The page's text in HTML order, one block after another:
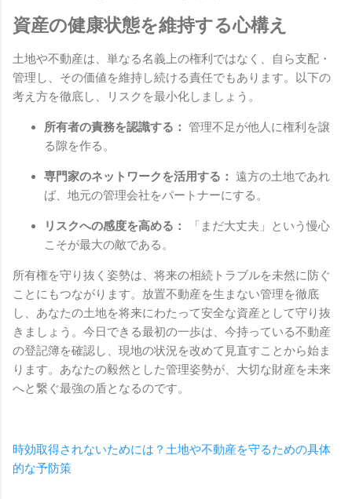
資産の健康状態を維持する心構え
土地や不動産は、単なる名義上の権利ではなく、自ら支配・
管理し、その価値を維持し続ける責任でもあります。以下の
考え方を徹底し、リスクを最小化しましょう。
所有者の責務を認識する： 管理不足が他人に権利を譲
る隙を作る。
専門家のネットワークを活用する： 遠方の土地であれ
ば、地元の管理会社をパートナーにする。
リスクへの感度を高める：
「まだ大丈夫」という慢心
こそが最大の敵である。
所有権を守り抜く姿勢は、将来の相続トラブルを未然に防ぐ
ことにもつながります。放置不動産を生まない管理を徹底
し、あなたの土地を将来にわたって安全な資産として守り抜
きましょう。今日できる最初の一歩は、今持っている不動産
の登記簿を確認し、現地の状況を改めて見直すことから始ま
ります。あなたの毅然とした管理姿勢が、大切な財産を未来
へと繋ぐ最強の盾となるのです。
時効取得されないためには？土地や不動産を守るための具体
的な予防策